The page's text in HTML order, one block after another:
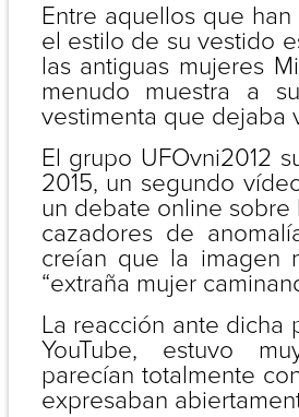
Entre aquellos que
el estilo de su vestido
las antiguas mujeres
menudo muestra a
vestimenta que dejaba
El grupo UFOvni2012
2015, un segundo
un debate online sobre
cazadores de
creían que la imagen
“extraña mujer
La reacción ante dicha
YouTube, estuvo
parecían totalmente
expresaban